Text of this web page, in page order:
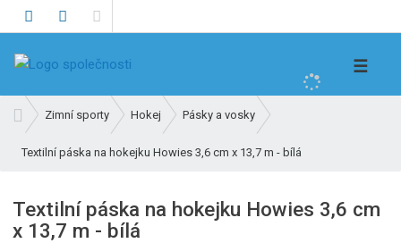
e
t
☰
v
o
Zimní sporty Hokej Pásky a vosky
Textilní páska na hokejku Howies 3,6 cm x 13,7 m - bílá
Textilní páska na hokejku Howies 3,6 cm
x 13,7 m - bílá